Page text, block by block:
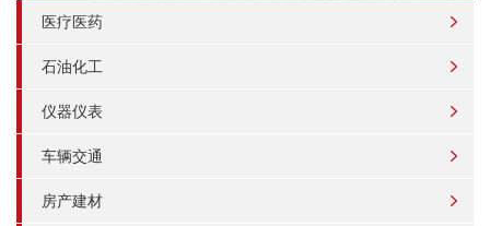
医疗医药
石油化工
仪器仪表
车辆交通
房产建材